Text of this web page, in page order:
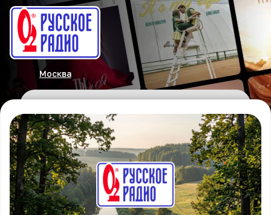
Москва